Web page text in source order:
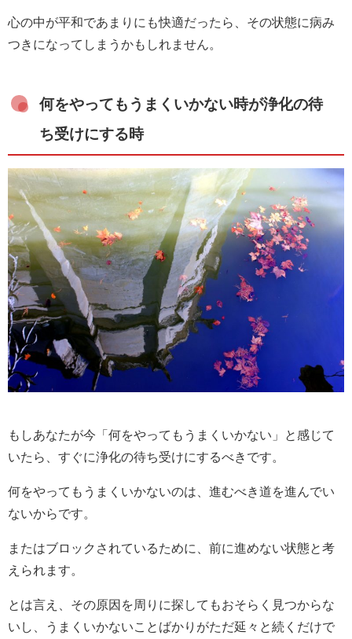
心の中が平和であまりにも快適だったら、その状態に病み
つきになってしまうかもしれません。
何をやってもうまくいかない時が浄化の待
ち受けにする時
もしあなたが今「何をやってもうまくいかない」と感じて
いたら、すぐに浄化の待ち受けにするべきです。
何をやってもうまくいかないのは、進むべき道を進んでい
ないからです。
またはブロックされているために、前に進めない状態と考
えられます。
とは言え、その原因を周りに探してもおそらく見つからな
いし、うまくいかないことばかりがただ延々と続くだけで